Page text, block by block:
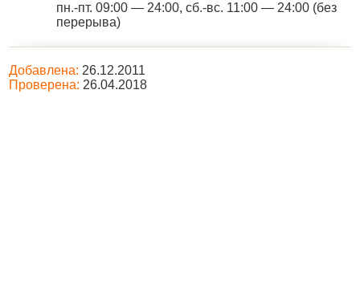
пн.-пт. 09:00 — 24:00, сб.-вс. 11:00 — 24:00 (без
перерыва)
Добавлена: 26.12.2011
Проверена: 26.04.2018